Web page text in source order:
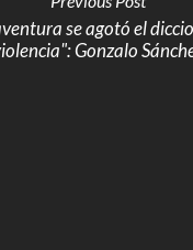
se agotó el
Gonzalo